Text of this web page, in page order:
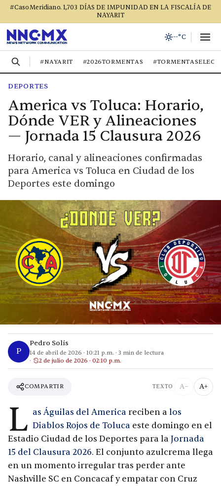
#CasoMeridiano. 1,703 DÍAS DE IMPUNIDAD EN LA FISCALÍA DE
NAYARIT
--°C
#NAYARIT #2026TORMENTAS
DEPORTES
America vs Toluca: Horario,
Dónde VER y Alineaciones
— Jornada 15 Clausura 2026
Horario, canal y alineaciones confirmadas
para America vs Toluca en Ciudad de los
Deportes este domingo
P
Pedro Solís
14 de abril de 2026 · 10:21 p.m. · 3 min de lectura
2 de julio de 2026 · 02:10 p.m.
COMPARTIR TEXTO A− A+
L as Águilas del America reciben a los
Diablos Rojos de Toluca este domingo en el
Estadio Ciudad de los Deportes para la Jornada
15 del Clausura 2026. El conjunto azulcrema llega
en un momento irregular tras perder ante
Nashville SC en Concacaf y empatar con Cruz